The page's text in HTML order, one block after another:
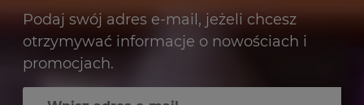
Podaj swój adres e-mail, jeżeli chcesz
otrzymywać informacje o nowościach i
promocjach.